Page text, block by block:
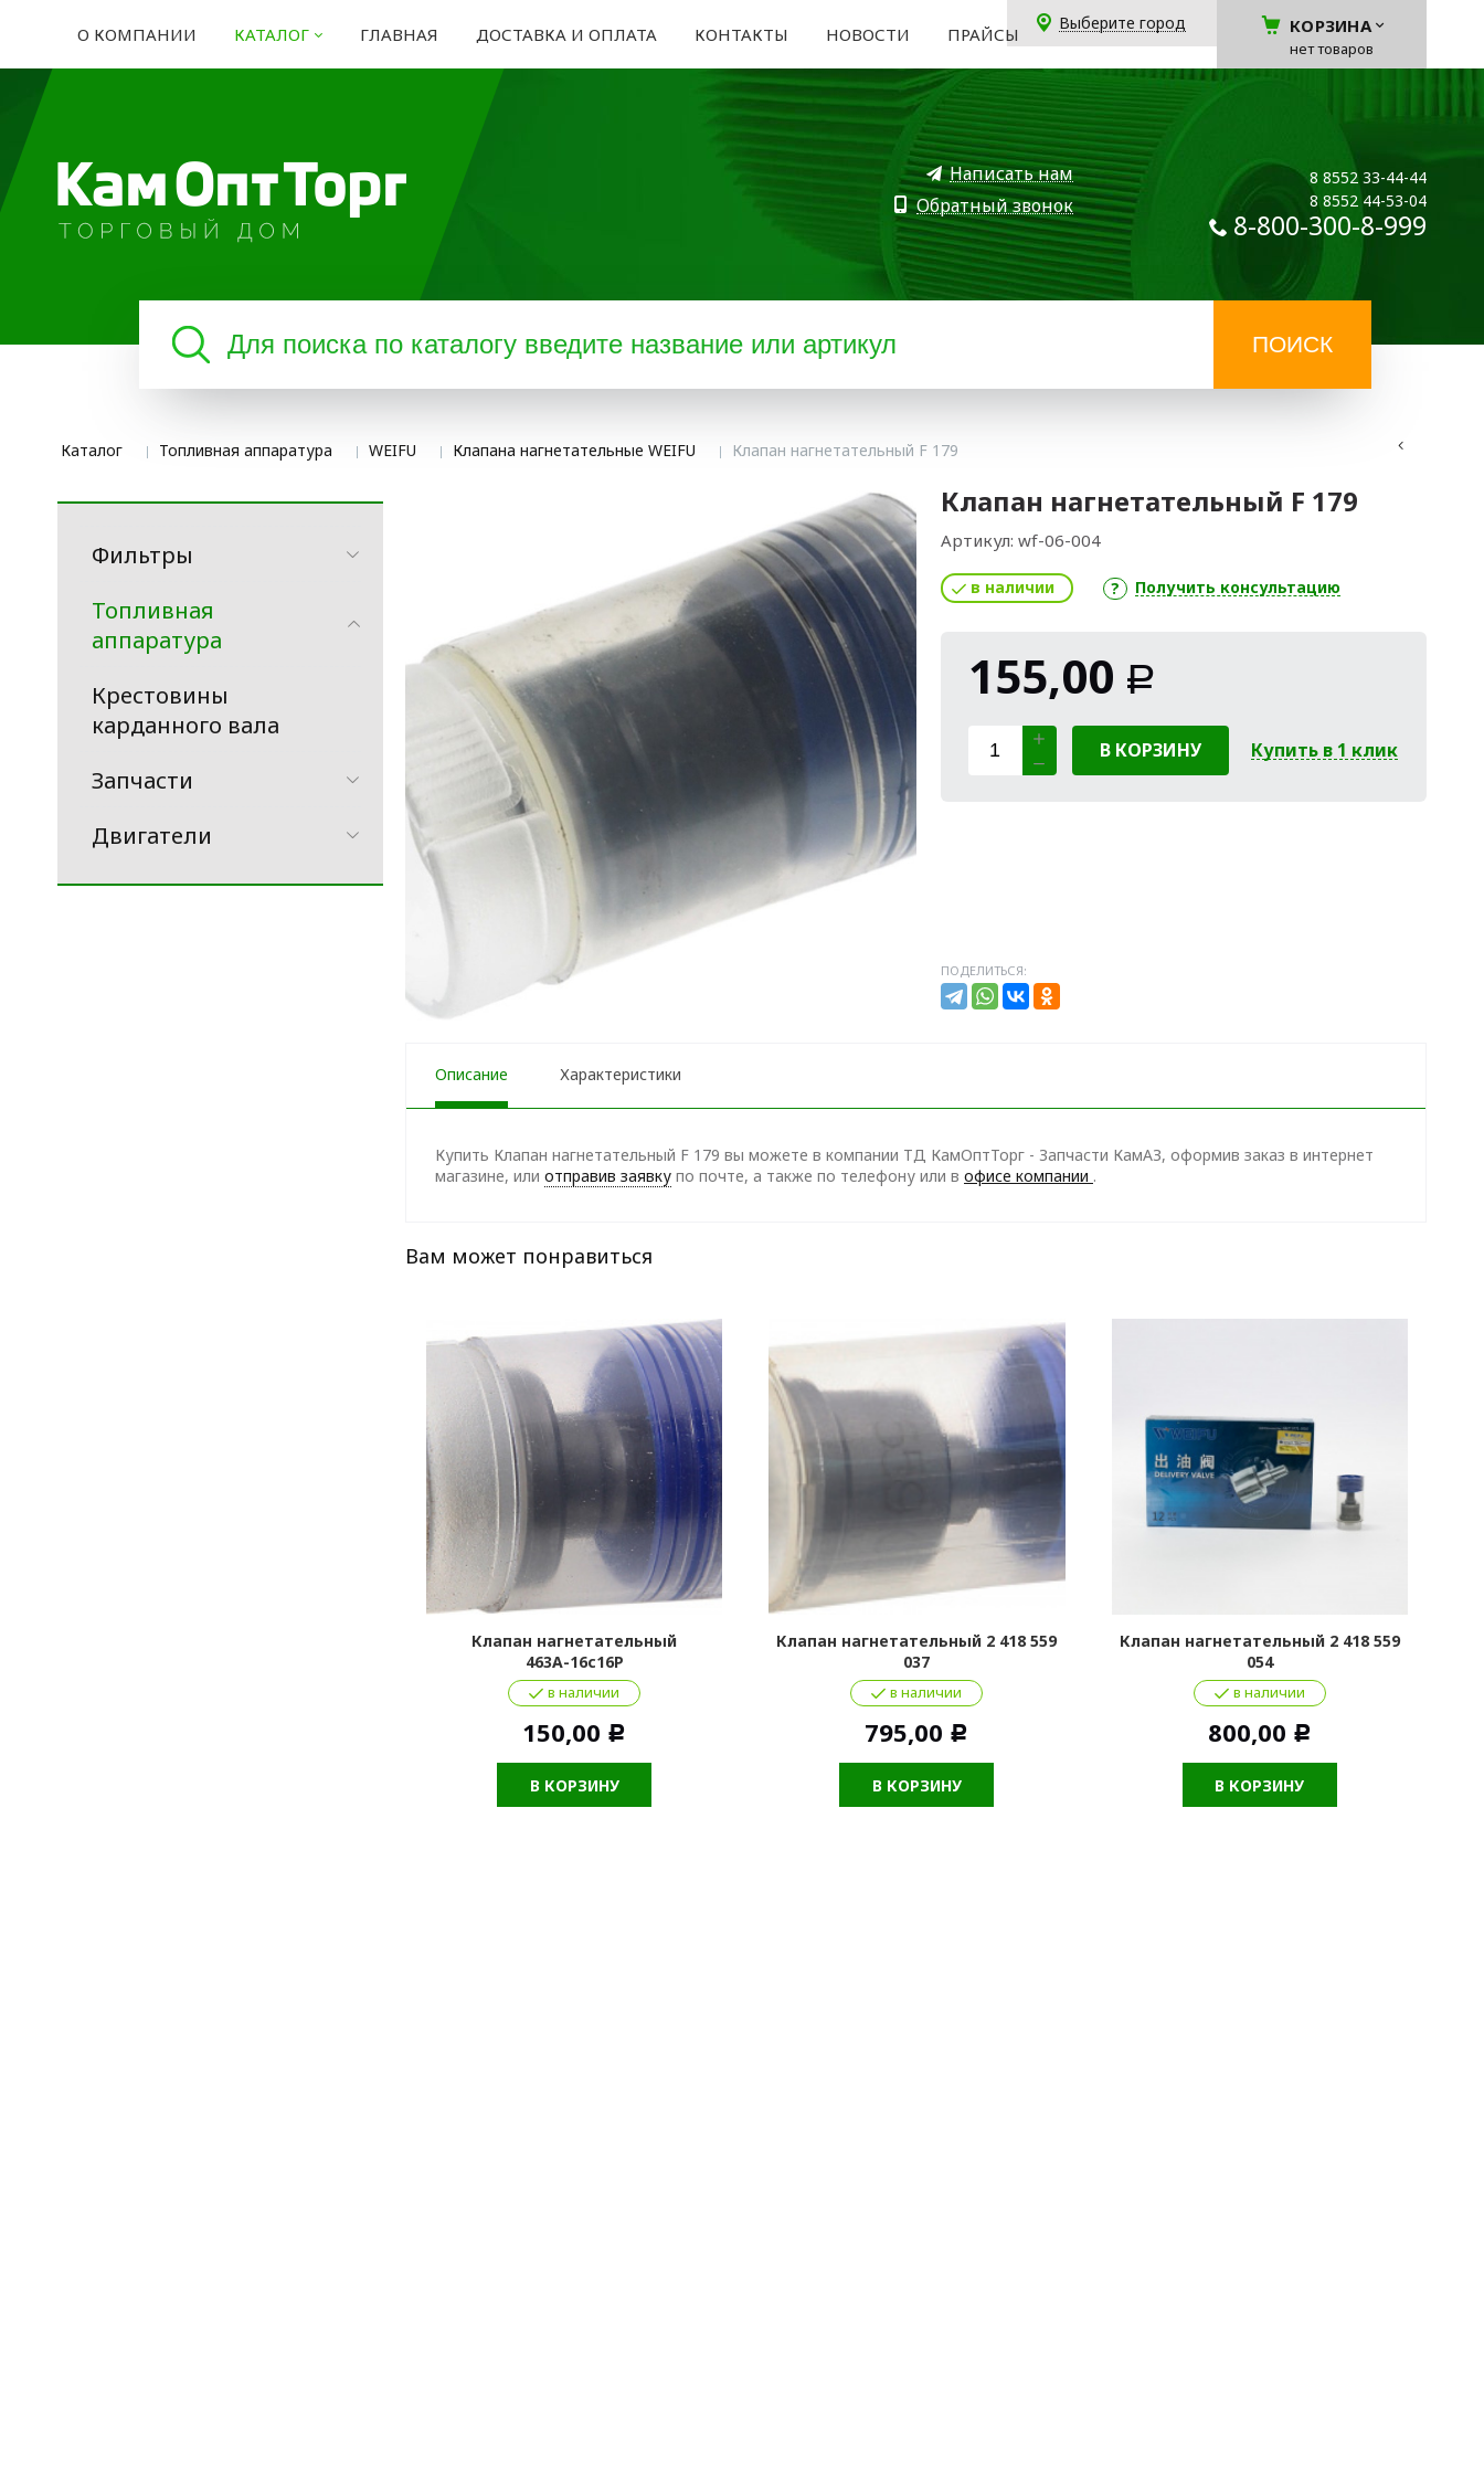
О КОМПАНИИ КАТАЛОГ ГЛАВНАЯ ДОСТАВКА И ОПЛАТА КОНТАКТЫ НОВОСТИ ПРАЙСЫ
Выберите город КОРЗИНА
нет товаров
Написать нам
Обратный звонок
8 8552 33-44-44
8 8552 44-53-04
8-800-300-8-999
Каталог Топливная аппаратура WEIFU Клапана нагнетательные WEIFU Клапан нагнетательный F 179
Фильтры
Топливная
аппаратура
Крестовины
карданного вала
Запчасти
Двигатели
Клапан нагнетательный F 179
Артикул: wf-06-004
в наличии Получить консультацию
155,00 Р
В КОРЗИНУ Купить в 1 клик
ПОДЕЛИТЬСЯ:
Описание Характеристики
Купить Клапан нагнетательный F 179 вы можете в компании ТД КамОптТорг - Запчасти КамАЗ, оформив заказ в интернет
магазине, или отправив заявку по почте, а также по телефону или в офисе компании .
Вам может понравиться
Клапан нагнетательный
463А-16с16Р
в наличии
150,00 Р
В КОРЗИНУ
Клапан нагнетательный 2 418 559
037
в наличии
795,00 Р
В КОРЗИНУ
Клапан нагнетательный 2 418 559
054
в наличии
800,00 Р
В КОРЗИНУ